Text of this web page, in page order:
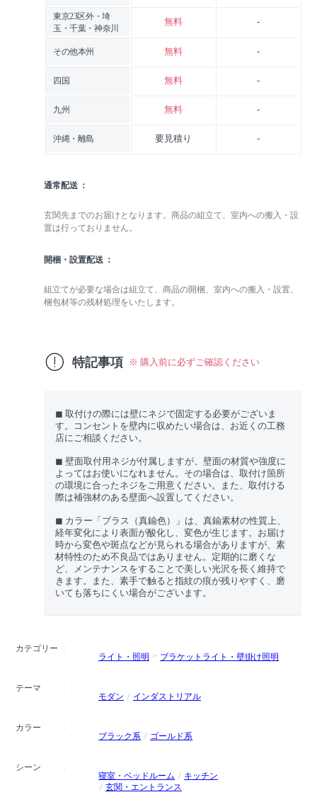
東京23区外・埼
玉・千葉・神奈川
無料 -
その他本州 無料 -
四国 無料 -
九州 無料 -
沖縄・離島 要見積り -
通常配送
玄関先までのお届けとなります。商品の組立て、室内への搬入・設
置は行っておりません。
開梱・設置配送
組立てが必要な場合は組立て、商品の開梱、室内への搬入・設置、
梱包材等の残材処理をいたします。
特記事項 ※ 購入前に必ずご確認ください
◼︎ 取付けの際には壁にネジで固定する必要がございま
す。コンセントを壁内に収めたい場合は、お近くの工務
店にご相談ください。
◼︎ 壁面取付用ネジが付属しますが、壁面の材質や強度に
よってはお使いになれません。その場合は、取付け箇所
の環境に合ったネジをご用意ください。また、取付ける
際は補強材のある壁面へ設置してください。
◼︎ カラー「ブラス（真鍮色）」は、真鍮素材の性質上、
経年変化により表面が酸化し、変色が生じます。お届け
時から変色や斑点などが見られる場合がありますが、素
材特性のため不良品ではありません。定期的に磨くな
ど、メンテナンスをすることで美しい光沢を長く維持で
きます。また、素手で触ると指紋の痕が残りやすく、磨
いても落ちにくい場合がございます。
カテゴリー
ライト・照明
ブラケットライト・壁掛け照明
テーマ
モダン
インダストリアル
カラー
ブラック系
ゴールド系
シーン
寝室・ベッドルーム
キッチン
玄関・エントランス